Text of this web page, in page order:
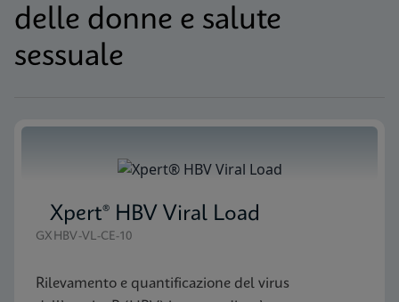
delle donne e salute
sessuale
Xpert® HBV Viral Load
GXHBV-VL-CE-10
Rilevamento e quantificazione del virus